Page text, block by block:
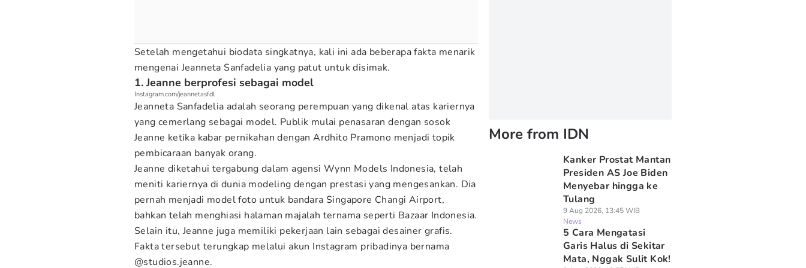
Setelah mengetahui biodata singkatnya, kali ini ada beberapa fakta menarik
mengenai Jeanneta Sanfadelia yang patut untuk disimak.
1. Jeanne berprofesi sebagai model
Instagram.com/jeannetasfdl
Jeanneta Sanfadelia adalah seorang perempuan yang dikenal atas kariernya
yang cemerlang sebagai model. Publik mulai penasaran dengan sosok
Jeanne ketika kabar pernikahan dengan Ardhito Pramono menjadi topik
pembicaraan banyak orang.
Jeanne diketahui tergabung dalam agensi Wynn Models Indonesia, telah
meniti kariernya di dunia modeling dengan prestasi yang mengesankan. Dia
pernah menjadi model foto untuk bandara Singapore Changi Airport,
bahkan telah menghiasi halaman majalah ternama seperti Bazaar Indonesia.
Selain itu, Jeanne juga memiliki pekerjaan lain sebagai desainer grafis.
Fakta tersebut terungkap melalui akun Instagram pribadinya bernama
@studios.jeanne.
More from IDN
Kanker Prostat Mantan
Presiden AS Joe Biden
Menyebar hingga ke
Tulang
9 Aug 2026, 13:45 WIB
News
5 Cara Mengatasi
Garis Halus di Sekitar
Mata, Nggak Sulit Kok!